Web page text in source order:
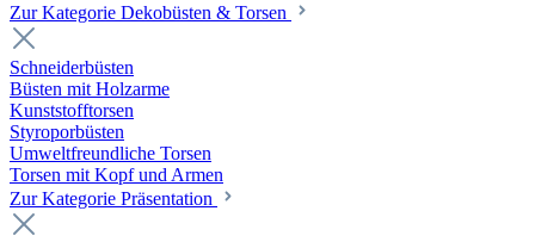
Zur Kategorie Dekobüsten & Torsen
Schneiderbüsten
Büsten mit Holzarme
Kunststofftorsen
Styroporbüsten
Umweltfreundliche Torsen
Torsen mit Kopf und Armen
Zur Kategorie Präsentation